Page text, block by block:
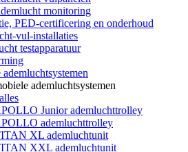
monitoring
PED-certificering en onderhoud
vul-installaties
testapparatuur
ademluchtsystemen
Junior ademluchttrolley
ademluchttrolley
XL ademluchtunit
XXL ademluchtunit